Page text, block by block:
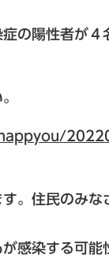
の陽性者が４
。住民のみな
感染する可能